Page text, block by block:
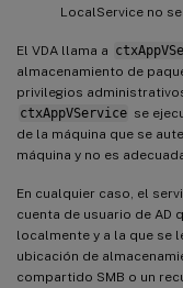
LocalService no
El VDA llama a
almacenamiento de
privilegios
ctxAppVService se
de la máquina que se
máquina y no es
En cualquier caso, el
cuenta de usuario de AD
localmente y a la que se
ubicación de
compartido SMB o un